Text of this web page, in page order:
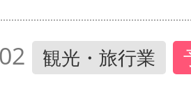
観光・旅行業